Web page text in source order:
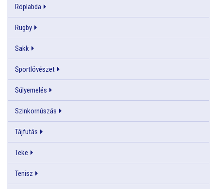
Röplabda
Rugby
Sakk
Sportlövészet
Súlyemelés
Szinkornúszás
Tájfutás
Teke
Tenisz